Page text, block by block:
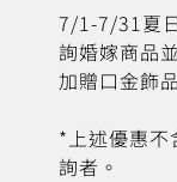
7/1-7/31夏
詢婚嫁商品
加贈口金飾
*上述優惠不
詢者。